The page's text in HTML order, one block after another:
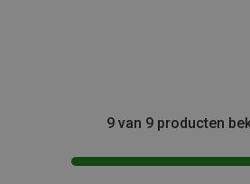
9 van 9 producten